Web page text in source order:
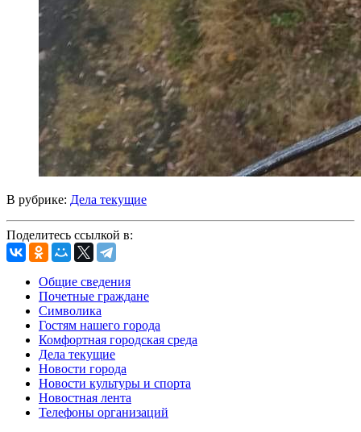
В рубрике: Дела текущие
Поделитесь ссылкой в:
Общие сведения
Почетные граждане
Символика
Гостям нашего города
Комфортная городская среда
Дела текущие
Новости города
Новости культуры и спорта
Новостная лента
Телефоны организаций